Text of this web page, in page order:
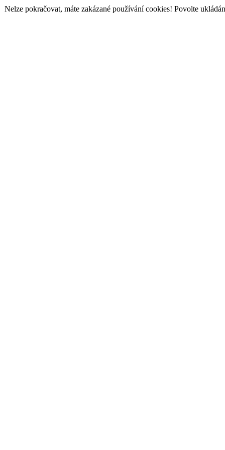
Nelze pokračovat, máte zakázané používání cookies! Povolte